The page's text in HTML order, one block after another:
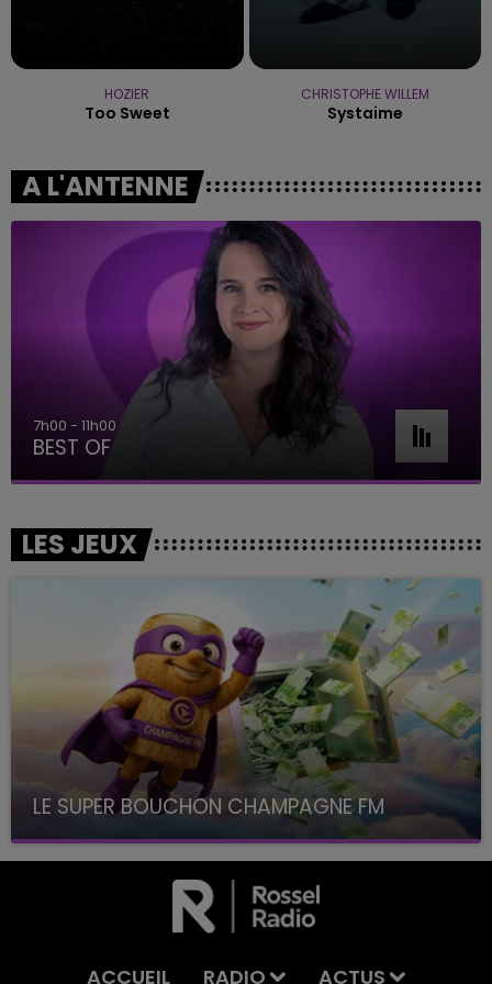
HOZIER
Too Sweet
CHRISTOPHE WILLEM
Systaime
A L'ANTENNE
7h00 - 11h00
BEST OF
LES JEUX
LE SUPER BOUCHON CHAMPAGNE FM
avec La Famille Champagne FM, à 8H10
ACCUEIL RADIO ACTUS